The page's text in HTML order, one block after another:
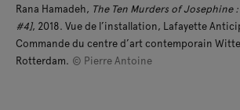
Rana Hamadeh, The Ten Murders of Josephine
#4], 2018. Vue de l’installation, Lafayette
Commande du centre d’art contemporain
Rotterdam. © Pierre Antoine